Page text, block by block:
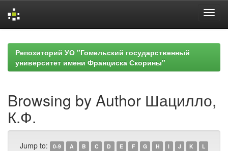
navigationРепозиторий УО "Гомельский государственный
университет имени Франциска Скорины"
Browsing by Author Шацилло,
К.Ф.
Jump to: 0-9 A B C D E F G H I J K
L